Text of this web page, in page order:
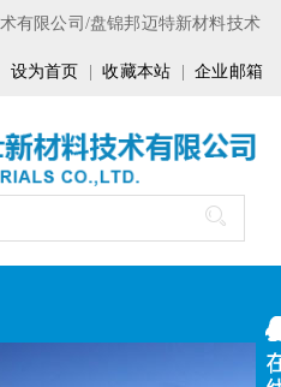
有限公司/盘锦邦迈特新材料技术
设为首页 |收藏本站 |企业邮箱